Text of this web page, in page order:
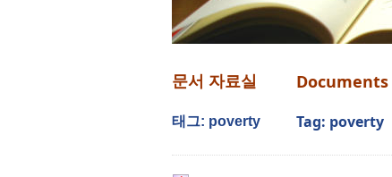
문서 자료실
태그: poverty
Documents
Tag: poverty